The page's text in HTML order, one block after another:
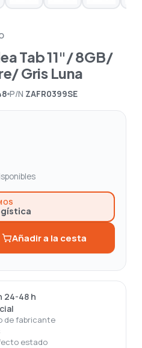
Tab 11"/ 8GB/
Gris Luna
P/N ZAFR0399SE
Añadir a la cesta
24-48 h
de fabricante
estado